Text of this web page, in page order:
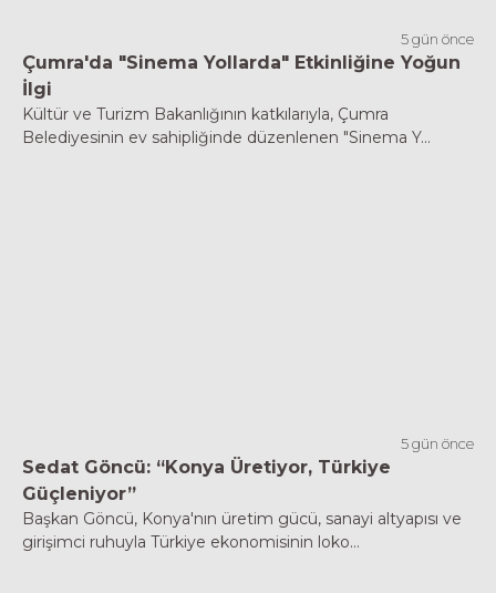
5 gün önce
Çumra'da "Sinema Yollarda" Etkinliğine Yoğun
İlgi
Kültür ve Turizm Bakanlığının katkılarıyla, Çumra
Belediyesinin ev sahipliğinde düzenlenen "Sinema Y...
5 gün önce
Sedat Göncü: “Konya Üretiyor, Türkiye
Güçleniyor”
Başkan Göncü, Konya'nın üretim gücü, sanayi altyapısı ve
girişimci ruhuyla Türkiye ekonomisinin loko...